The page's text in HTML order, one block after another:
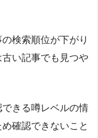
検索順位が下がり
い記事でも見つや
きる噂レベルの情
確認できないこと